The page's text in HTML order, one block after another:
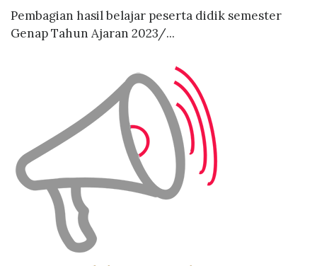
Pembagian hasil belajar peserta didik semester
Genap Tahun Ajaran 2023/...